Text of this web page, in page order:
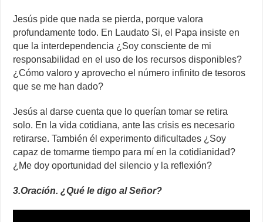
Jesús pide que nada se pierda, porque valora
profundamente todo. En Laudato Si, el Papa insiste en
que la interdependencia ¿Soy consciente de mi
responsabilidad en el uso de los recursos disponibles?
¿Cómo valoro y aprovecho el número infinito de tesoros
que se me han dado?
Jesús al darse cuenta que lo querían tomar se retira
solo. En la vida cotidiana, ante las crisis es necesario
retirarse. También él experimento dificultades ¿Soy
capaz de tomarme tiempo para mí en la cotidianidad?
¿Me doy oportunidad del silencio y la reflexión?
3.Oración. ¿Qué le digo al Señor?